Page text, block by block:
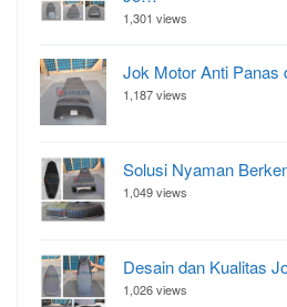
1,301 views
Jok Motor Anti
1,187 views
Solusi Nyaman
1,049 views
Desain dan Kualitas
1,026 views